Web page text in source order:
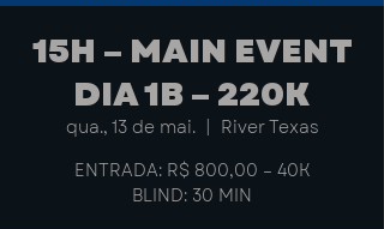
15H – MAIN EVENT
DIA 1B – 220K
qua., 13 de mai.
  |
River Texas
ENTRADA: R$ 800,00 – 40K
BLIND: 30 MIN